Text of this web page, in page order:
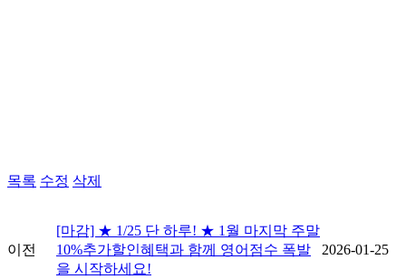
목록 수정 삭제
이전
[마감] ★ 1/25 단 하루! ★ 1월 마지막 주말
10%추가할인혜택과 함께 영어점수 폭발
을 시작하세요!
2026-01-25